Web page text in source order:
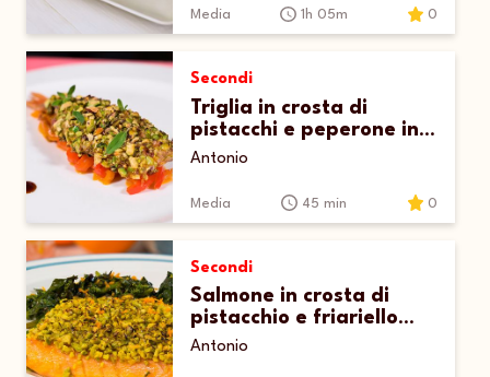
Media 1h 05m 0
Secondi
Triglia in crosta di
pistacchi e peperone in
agrodolce
Antonio
Media 45 min 0
Secondi
Salmone in crosta di
pistacchio e friariello
napoletano
Antonio